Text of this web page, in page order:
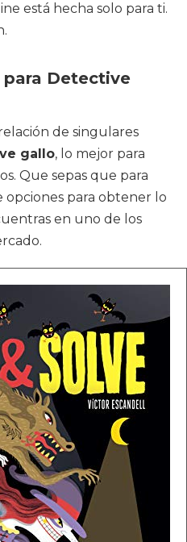
está hecha solo para ti.
Detective
de singulares
gallo, lo mejor para
Que sepas que para
para obtener lo
en uno de los